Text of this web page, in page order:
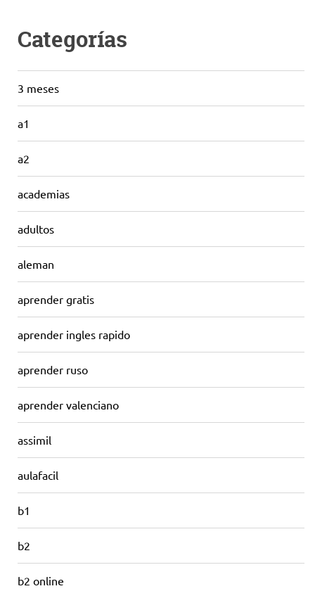
Categorías
3 meses
a1
a2
academias
adultos
aleman
aprender gratis
aprender ingles rapido
aprender ruso
aprender valenciano
assimil
aulafacil
b1
b2
b2 online